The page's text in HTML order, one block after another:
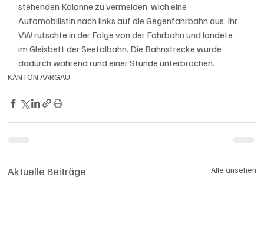
stehenden Kolonne zu vermeiden, wich eine
Automobilistin nach links auf die Gegenfahrbahn aus. Ihr
VW rutschte in der Folge von der Fahrbahn und landete
im Gleisbett der Seetalbahn. Die Bahnstrecke wurde
dadurch während rund einer Stunde unterbrochen.
KANTON AARGAU
Aktuelle Beiträge Alle ansehen